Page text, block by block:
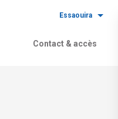
Essaouira
Contact & accès